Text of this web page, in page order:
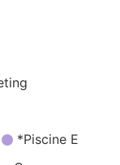
*Piscine E